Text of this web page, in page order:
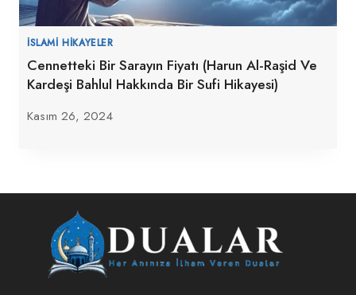
İSLAMI HIKAYELER
Cennetteki Bir Sarayın Fiyatı (Harun Al-Raşid Ve
Kardeşi Bahlul Hakkında Bir Sufi Hikayesi)
Kasım 26, 2024